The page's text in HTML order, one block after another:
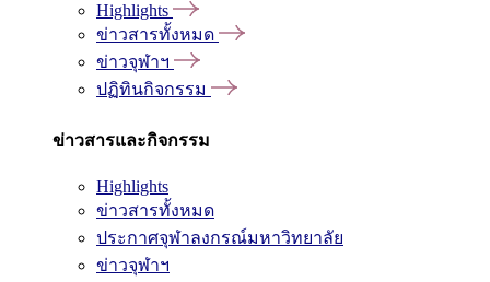
Highlights
ข่าวสารทั้งหมด
ข่าวจุฬาฯ
ปฏิทินกิจกรรม
ข่าวสารและกิจกรรม
Highlights
ข่าวสารทั้งหมด
ประกาศจุฬาลงกรณ์มหาวิทยาลัย
ข่าวจุฬาฯ